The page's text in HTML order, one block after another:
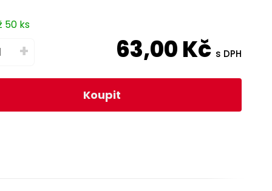
50 ks
+ 63,00Kč s DPH
Koupit